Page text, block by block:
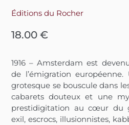
Éditions du Rocher
18.00€
1916 – Amsterdam est
de l’émigration
grotesque se bouscule dans
cabarets douteux et une
prestidigitation au cœur du
exil, escrocs, illusionnistes,